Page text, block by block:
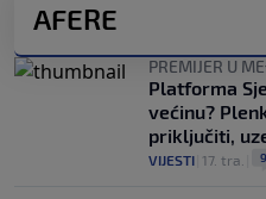
AFERE
PREMIJER U
Platforma
većinu?
priključiti,
VIJESTI 17. tra. 9